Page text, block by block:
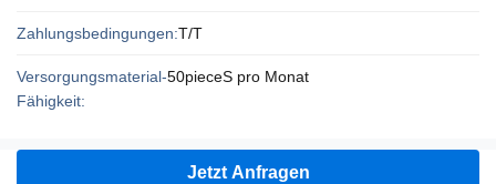
Zahlungsbedingungen:T/T
Versorgungsmaterial-
Fähigkeit:
50pieceS pro Monat
Jetzt Anfragen